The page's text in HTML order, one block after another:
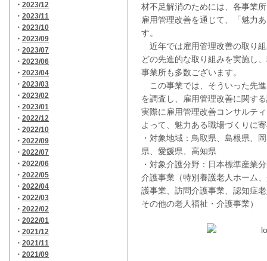
・ 2023/12
・ 2023/11
・ 2023/10
・ 2023/09
・ 2023/07
・ 2023/06
・ 2023/04
・ 2023/03
・ 2023/02
・ 2023/01
・ 2022/12
・ 2022/10
・ 2022/09
・ 2022/07
・ 2022/06
・ 2022/05
・ 2022/04
・ 2022/03
・ 2022/02
・ 2022/01
・ 2021/12
・ 2021/11
・ 2021/09
材不足解消のためには、各事業
雇用管理改善を通じて、「魅力
す。
近年では雇用管理改善の取り
どの先進的な取り組みを実施し
事業所も多数ございます。
この事業では、そういった先
を調査し、雇用管理改善に関す
実際に雇用管理改善コンサルテ
よって、魅力ある職場づくりに
・対象地域：鳥取県、島根県、
県、愛媛県、高知県
・対象介護分野：日本標準産業
介護事業（特別養護老人ホーム
護事業、訪問介護事業、認知症
その他の老人福祉・介護事業）